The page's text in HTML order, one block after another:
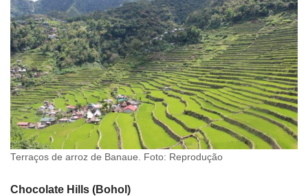
Terraços de arroz de Banaue. Foto: Reprodução
Chocolate Hills (Bohol)